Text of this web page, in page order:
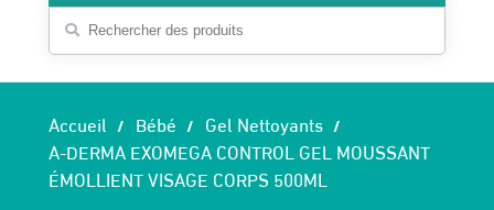
Accueil Bébé
Gel Nettoyants
A-DERMA EXOMEGA CONTROL GEL MOUSSANT
ÉMOLLIENT VISAGE CORPS 500ML